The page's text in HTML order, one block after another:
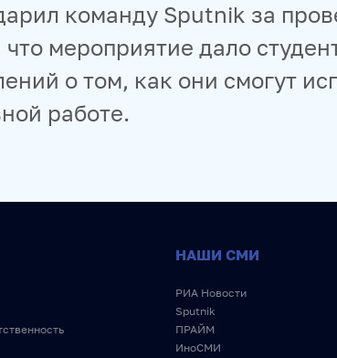
команду Sputnik за
что мероприятие дало
о том, как они смогут
работе.
НАШИ СМИ
РИА Новости
Sputnik
ПРАЙМ
ИноСМИ